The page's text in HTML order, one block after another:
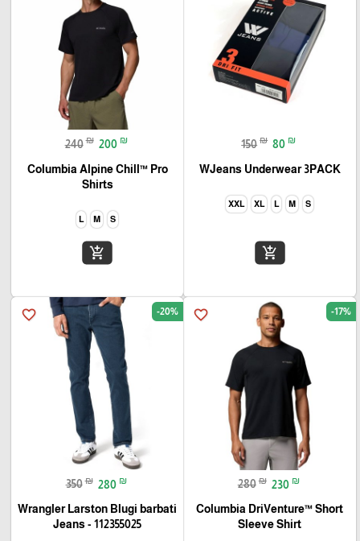
150 ₪ 80 ₪
WJeans Underwear 3PACK
S
M
L
XL
XXL
add_shopping_cart
240 ₪ 200 ₪
Columbia Alpine Chill™ Pro
Shirts
S
M
L
add_shopping_cart
favorite_border -17%
280 ₪ 230 ₪
Columbia DriVenture™ Short
Sleeve Shirt
favorite_border -20%
350 ₪ 280 ₪
Wrangler Larston Blugi barbati
Jeans - 112355025